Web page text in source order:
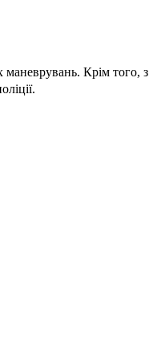
маневрувань. Крім того, з